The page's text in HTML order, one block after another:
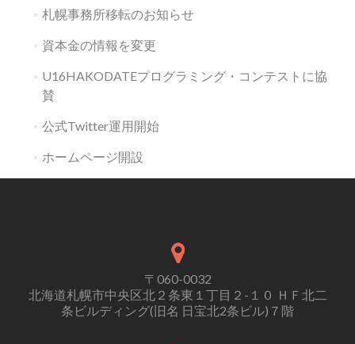
札幌事務所移転のお知らせ
資本金の情報を変更
U16HAKODATEプログラミング・コンテストに協
賛
公式Twitter運用開始
ホームページ開設
〒060-0032
北海道札幌市中央区北２条東１丁目２-１０ ＨＦ北二
条ビルディング(旧名 日宝北2条ビル)７階